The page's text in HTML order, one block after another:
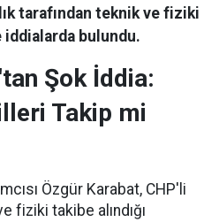
tarafından teknik ve fiziki
iddialarda bulundu.
Şok İddia:
Takip mi
Özgür Karabat, CHP'li
fiziki takibe alındığı